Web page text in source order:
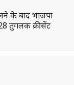
के बाद भाजपा
28 तुगलक क्रीसेंट